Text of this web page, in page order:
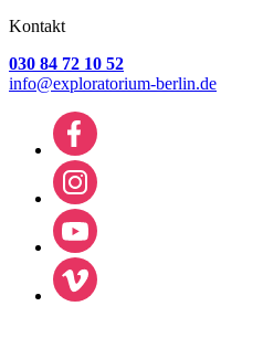
Kontakt
030 84 72 10 52
info@exploratorium-berlin.de